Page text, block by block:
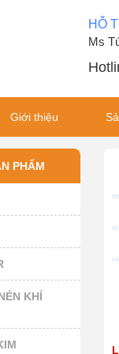
HỖ
Ms
Giới thiệu
PHẨM
KHÍ